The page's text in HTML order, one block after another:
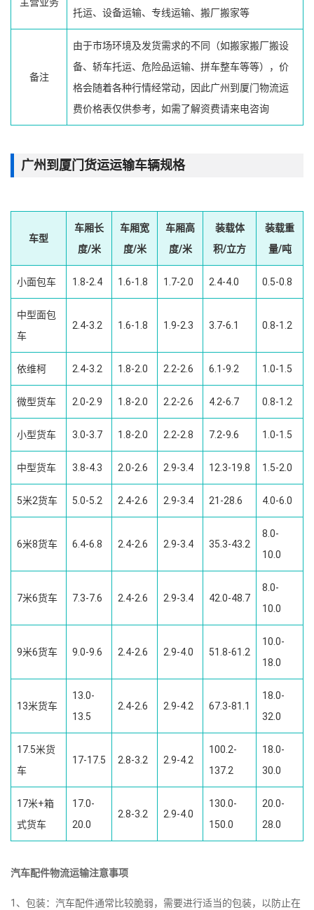
托运、设备运输、专线运输、搬厂搬家等
备注
由于市场环境及发货需求的不同（如搬家搬厂搬设
备、轿车托运、危险品运输、拼车整车等等），价
格会随着各种行情经常动，因此广州到厦门物流运
费价格表仅供参考，如需了解资费请来电咨询
广州到厦门货运运输车辆规格
车型
车厢长
度/米
车厢宽
度/米
车厢高
度/米
装载体
积/立方
装载重
量/吨
小面包车 1.8-2.4 1.6-1.8 1.7-2.0 2.4-4.0 0.5-0.8
中型面包
车
2.4-3.2 1.6-1.8 1.9-2.3 3.7-6.1 0.8-1.2
依维柯 2.4-3.2 1.8-2.0 2.2-2.6 6.1-9.2 1.0-1.5
微型货车 2.0-2.9 1.8-2.0 2.2-2.6 4.2-6.7 0.8-1.2
小型货车 3.0-3.7 1.8-2.0 2.2-2.8 7.2-9.6 1.0-1.5
中型货车 3.8-4.3 2.0-2.6 2.9-3.4 12.3-19.8 1.5-2.0
5米2货车 5.0-5.2 2.4-2.6 2.9-3.4 21-28.6 4.0-6.0
6米8货车 6.4-6.8 2.4-2.6 2.9-3.4 35.3-43.2
8.0-
10.0
7米6货车 7.3-7.6 2.4-2.6 2.9-3.4 42.0-48.7
8.0-
10.0
9米6货车 9.0-9.6 2.4-2.6 2.9-4.0 51.8-61.2
10.0-
18.0
13米货车
13.0-
13.5
2.4-2.6 2.9-4.2 67.3-81.1
18.0-
32.0
17.5米货
车
17-17.5 2.8-3.2 2.9-4.2
100.2-
137.2
18.0-
30.0
17米+箱
式货车
17.0-
20.0
2.8-3.2 2.9-4.0
130.0-
150.0
20.0-
28.0
汽车配件物流运输注意事项
1、包装：汽车配件通常比较脆弱，需要进行适当的包装，以防止在